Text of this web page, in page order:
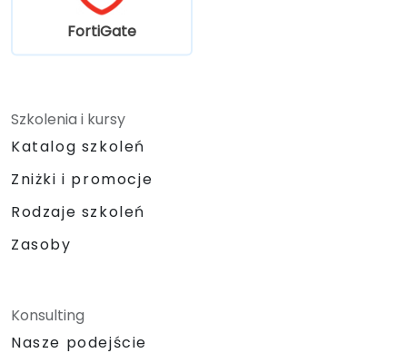
FortiGate
Szkolenia i kursy
Katalog szkoleń
Zniżki i promocje
Rodzaje szkoleń
Zasoby
Konsulting
Nasze podejście